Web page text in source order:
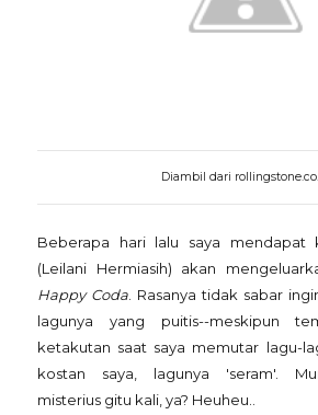
Diambil dari
Beberapa hari lalu saya mendapat
(Leilani Hermiasih) akan
Happy Coda. Rasanya tidak sabar
lagunya yang puitis--meskipun
ketakutan saat saya memutar lagu-
kostan saya, lagunya 'seram'.
misterius gitu kali, ya? Heuheu..